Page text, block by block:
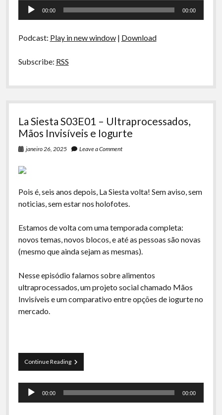
Tocador
00:00 00:00
Podcast: Play in new window| Download
Subscribe: RSS
La Siesta S03E01 – Ultraprocessados,
Mãos Invisíveis e Iogurte
janeiro 26, 2025 Leave a Comment
Pois é, seis anos depois, La Siesta volta! Sem aviso, sem
noticias, sem estar nos holofotes.
Estamos de volta com uma temporada completa:
novos temas, novos blocos, e até as pessoas são novas
(mesmo que ainda sejam as mesmas).
Nesse episódio falamos sobre alimentos
ultraprocessados, um projeto social chamado Mãos
Invisíveis e um comparativo entre opções de iogurte no
mercado.
Continue ReadingLa
Siesta
Ultraprocessados,
Tocador
00:00 00:00